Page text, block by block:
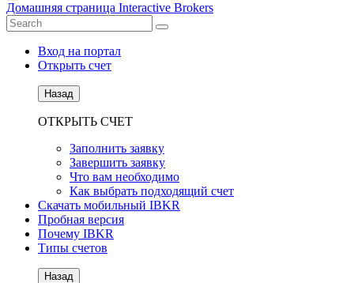
Домашняя страница Interactive Brokers
Вход на портал
Открыть счет
Назад
ОТКРЫТЬ СЧЕТ
Заполнить заявку
Завершить заявку
Что вам необходимо
Как выбрать подходящий счет
Скачать мобильный IBKR
Пробная версия
Почему IBKR
Типы счетов
Назад